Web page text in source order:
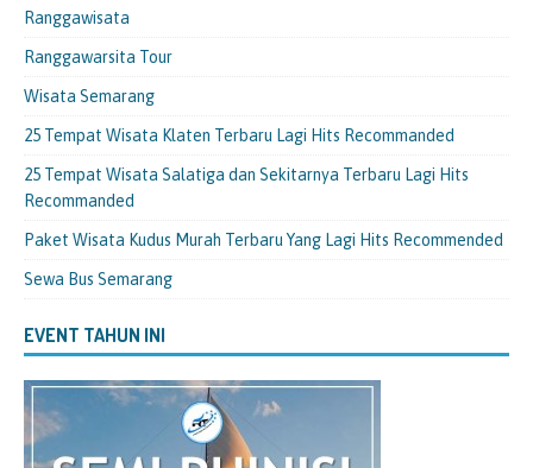
Ranggawisata
Ranggawarsita Tour
Wisata Semarang
25 Tempat Wisata Klaten Terbaru Lagi Hits Recommanded
25 Tempat Wisata Salatiga dan Sekitarnya Terbaru Lagi Hits
Recommanded
Paket Wisata Kudus Murah Terbaru Yang Lagi Hits Recommended
Sewa Bus Semarang
EVENT TAHUN INI